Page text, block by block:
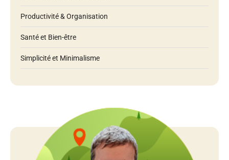
Productivité & Organisation
Santé et Bien-être
Simplicité et Minimalisme